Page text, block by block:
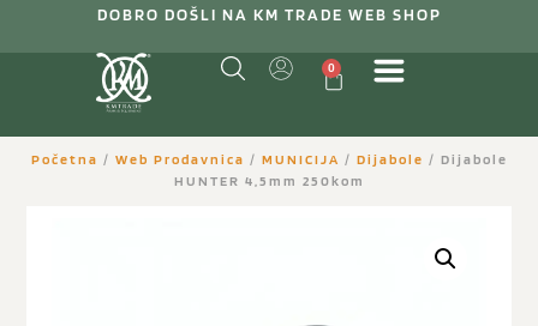
DOBRO DOŠLI NA KM TRADE WEB SHOP
0
Početna / Web Prodavnica / MUNICIJA / Dijabole / Dijabole
HUNTER 4,5mm 250kom